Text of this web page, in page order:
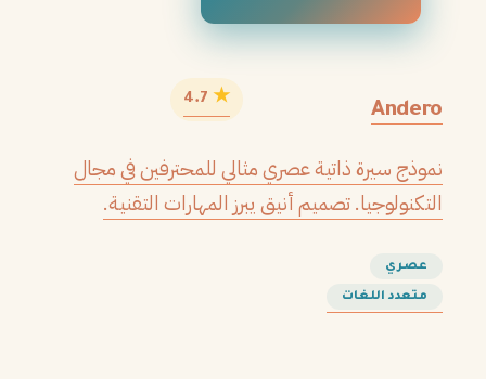
Andero
★
نموذج سيرة ذاتية عصري مثالي للمحترفين في مجال
التكنولوجيا. تصميم أنيق يبرز المهارات التقنية.
عصري
متعدد اللغات